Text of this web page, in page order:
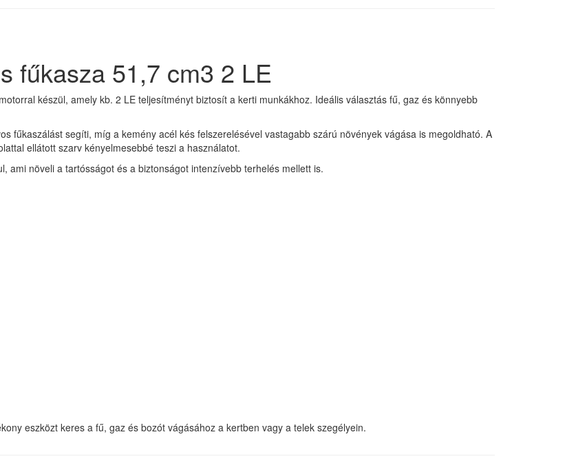
fűkasza 51,7 cm3 2 LE
készül, amely kb. 2 LE teljesítményt biztosít a kerti munkákhoz. Ideális választás fű, gaz és könnyebb
fűkaszálást segíti, míg a kemény acél kés felszerelésével vastagabb szárú növények vágása is megoldható. A
ellátott szarv kényelmesebbé teszi a használatot.
ami növeli a tartósságot és a biztonságot intenzívebb terhelés mellett is.
eszközt keres a fű, gaz és bozót vágásához a kertben vagy a telek szegélyein.